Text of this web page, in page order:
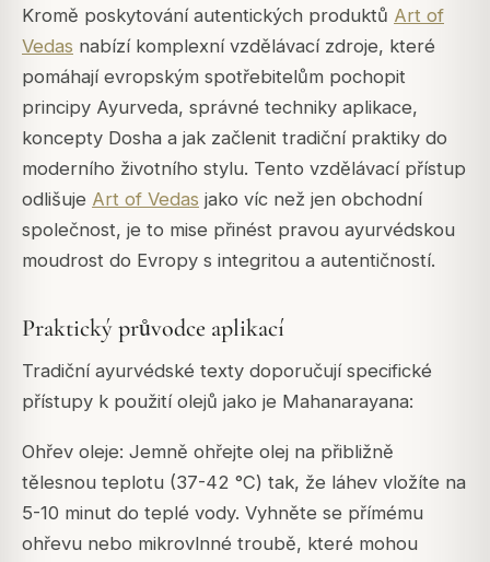
Kromě poskytování autentických produktů Art of
Vedas nabízí komplexní vzdělávací zdroje, které
pomáhají evropským spotřebitelům pochopit
principy Ayurveda, správné techniky aplikace,
koncepty Dosha a jak začlenit tradiční praktiky do
moderního životního stylu. Tento vzdělávací přístup
odlišuje Art of Vedas jako víc než jen obchodní
společnost, je to mise přinést pravou ayurvédskou
moudrost do Evropy s integritou a autentičností.
Praktický průvodce aplikací
Tradiční ayurvédské texty doporučují specifické
přístupy k použití olejů jako je Mahanarayana:
Ohřev oleje: Jemně ohřejte olej na přibližně
tělesnou teplotu (37-42 °C) tak, že láhev vložíte na
5-10 minut do teplé vody. Vyhněte se přímému
ohřevu nebo mikrovlnné troubě, které mohou